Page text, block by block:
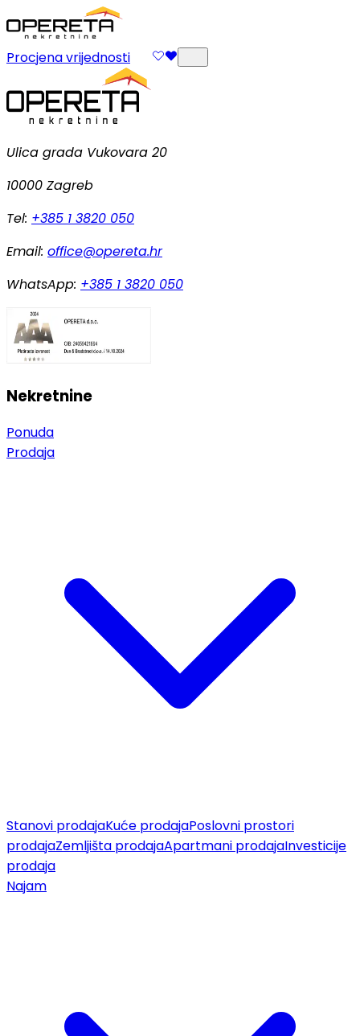
Procjena vrijednosti
Ulica grada Vukovara 20
10000 Zagreb
Tel: +385 1 3820 050
Email: office@opereta.hr
WhatsApp: +385 1 3820 050
Nekretnine
Ponuda
Prodaja
Stanovi prodajaKuće prodajaPoslovni prostori
prodajaZemljišta prodajaApartmani prodajaInvesticije
prodaja
Najam